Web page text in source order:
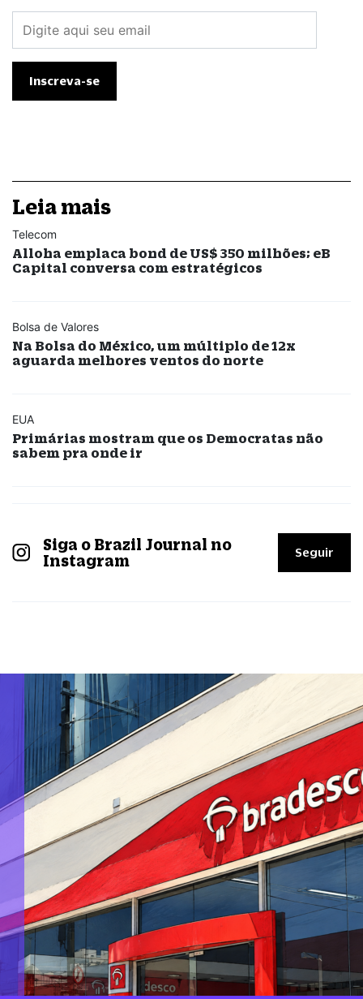
Leia mais
Telecom
Alloha emplaca bond de US$ 350 milhões; eB
Capital conversa com estratégicos
Bolsa de Valores
Na Bolsa do México, um múltiplo de 12x
aguarda melhores ventos do norte
EUA
Primárias mostram que os Democratas não
sabem pra onde ir
Siga o Brazil Journal no
Instagram
Seguir